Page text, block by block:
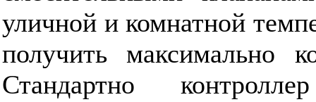
уличной и комнатной
получить максимально
Стандартно